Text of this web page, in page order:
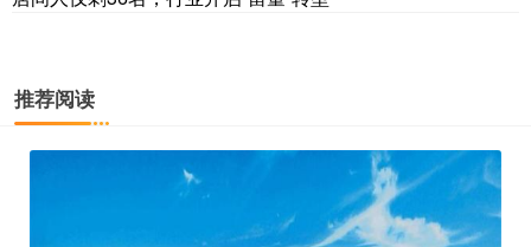
推荐阅读